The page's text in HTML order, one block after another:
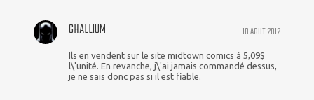
18 AOUT 2012
GHALLIUM
Ils en vendent sur le site midtown comics à 5,09$
l\'unité. En revanche, j\'ai jamais commandé dessus,
je ne sais donc pas si il est fiable.